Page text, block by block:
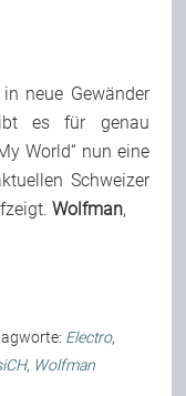
neue Gewänder
es für genau
World“ nun eine
Schweizer
Wolfman,
Electro,
, Wolfman